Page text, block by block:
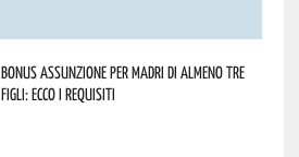
Bonus assunzione per madri di almeno tre
figli: ecco i requisiti